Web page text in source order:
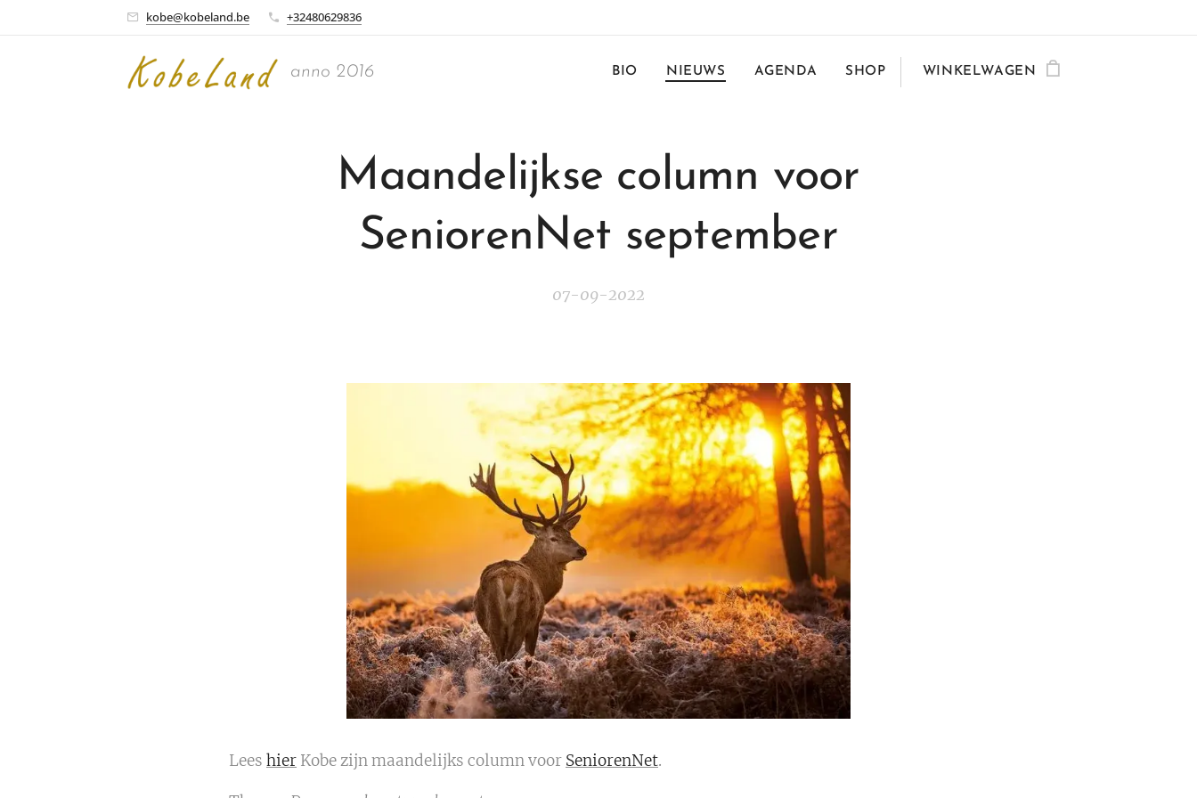
kobe@kobeland.be +32480629836
anno 2016 BIO NIEUWS AGENDA SHOP WINKELWAGEN
Maandelijkse column voor
SeniorenNet september
07-09-2022
Lees hier Kobe zijn maandelijks column voor SeniorenNet.